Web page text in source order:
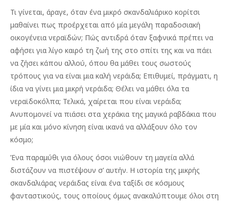
Τι γίνεται, άραγε, όταν ένα μικρό σκανδαλιάρικο κορίτσι
μαθαίνει πως προέρχεται από μία μεγάλη παραδοσιακή
οικογένεια νεραϊδών; Πώς αντιδρά όταν ξαφνικά πρέπει να
αφήσει για λίγο καιρό τη ζωή της στο σπίτι της και να πάει
να ζήσει κάπου αλλού, όπου θα μάθει τους σωστούς
τρόπους για να είναι μια καλή νεράιδα; Επιθυμεί, πράγματι, η
ίδια να γίνει μια μικρή νεράιδα; Θέλει να μάθει όλα τα
νεραϊδοκόλπα; Τελικά, χαίρεται που είναι νεράιδα;
Ανυπομονεί να πιάσει στα χεράκια της μαγικά ραβδάκια που
με μία και μόνο κίνηση είναι ικανά να αλλάξουν όλο τον
κόσμο;
Ένα παραμύθι για όλους όσοι νιώθουν τη μαγεία αλλά
διστάζουν να πιστέψουν σ’ αυτήν. Η ιστορία της μικρής
σκανδαλιάρας νεράιδας είναι ένα ταξίδι σε κόσμους
φανταστικούς, τους οποίους όμως ανακαλύπτουμε όλοι στη